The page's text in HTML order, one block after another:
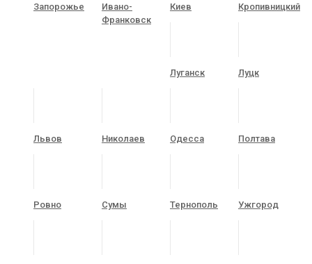
Запорожье
Ивано-
Франковск
Киев Кропивницкий
Луганск Луцк
Львов Николаев Одесса Полтава
Ровно Сумы Тернополь Ужгород